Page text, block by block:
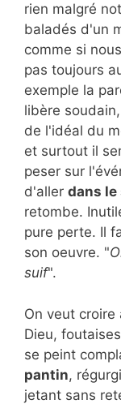
rien malgré
baladés d'un
comme si
pas toujours
exemple la
libère
de l'idéal du
et surtout il
peser sur
d'aller dans le
retombe.
pure perte. Il
son oeuvre. "
suif".
On veut croire
Dieu,
se peint
pantin,
jetant sans